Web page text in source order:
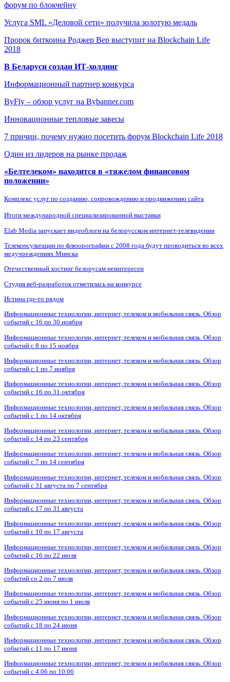
форум по блокчейну
Услуга SML «Деловой сети» получила золотую медаль
Пророк биткоина Роджер Вер выступит на Blockchain Life
2018
В Беларуси создан ИТ-холдинг
Информационный партнер конкурса
ByFly – обзор услуг на Bybanner.com
Инновационные тепловые завесы
7 причин, почему нужно посетить форум Blockchain Life 2018
Один из лидеров на рынке продаж
«Белтелеком» находится в «тяжелом финансовом
положении»
Комплекс услуг по созданию, сопровождению и продвижению сайта
Итоги международной специализированной выставки
Elab Media запускает видеоблоги на белорусском интернет-телевидении
Телеконсультации по флюорографии с 2008 года будут проводиться во всех
медучреждениях Минска
Отечественный хостинг белорусам неинтересен
Студия веб-разработок отметилась на конкурсе
Истина где-то рядом
Информационные технологии, интернет, телеком и мобильная связь. Обзор
событий с 16 по 30 ноября
Информационные технологии, интернет, телеком и мобильная связь. Обзор
событий с 8 по 15 ноября
Информационные технологии, интернет, телеком и мобильная связь. Обзор
событий с 1 по 7 ноября
Информационные технологии, интернет, телеком и мобильная связь. Обзор
событий с 16 по 31 октября
Информационные технологии, интернет, телеком и мобильная связь. Обзор
событий с 1 по 14 октября
Информационные технологии, интернет, телеком и мобильная связь. Обзор
событий с 14 по 23 сентября
Информационные технологии, интернет, телеком и мобильная связь. Обзор
событий с 7 по 14 сентября
Информационные технологии, интернет, телеком и мобильная связь. Обзор
событий с 31 августа по 7 сентября
Информационные технологии, интернет, телеком и мобильная связь. Обзор
событий с 17 по 31 августа
Информационные технологии, интернет, телеком и мобильная связь. Обзор
событий с 10 по 17 августа
Информационные технологии, интернет, телеком и мобильная связь. Обзор
событий с 16 по 22 июля
Информационные технологии, интернет, телеком и мобильная связь. Обзор
событий со 2 по 7 июля
Информационные технологии, интернет, телеком и мобильная связь. Обзор
событий с 25 июня по 1 июля
Информационные технологии, интернет, телеком и мобильная связь. Обзор
событий с 18 по 24 июня
Информационные технологии, интернет, телеком и мобильная связь. Обзор
событий с 11 по 17 июня
Информационные технологии, интернет, телеком и мобильная связь. Обзор
событий с 4.06 по 10.06